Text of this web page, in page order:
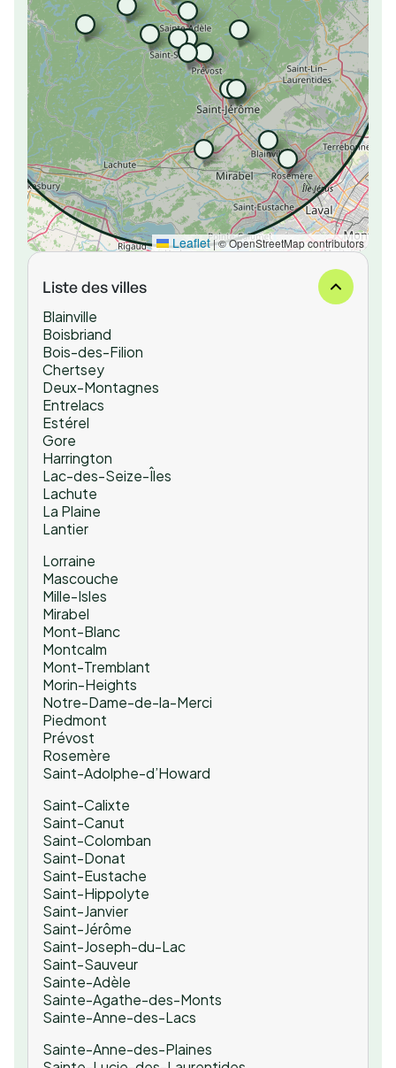
Leaflet|© OpenStreetMap contributors
Liste des villes
Blainville
Boisbriand
Bois-des-Filion
Chertsey
Deux-Montagnes
Entrelacs
Estérel
Gore
Harrington
Lac-des-Seize-Îles
Lachute
La Plaine
Lantier
Lorraine
Mascouche
Mille-Isles
Mirabel
Mont-Blanc
Montcalm
Mont-Tremblant
Morin-Heights
Notre-Dame-de-la-Merci
Piedmont
Prévost
Rosemère
Saint-Adolphe-d’Howard
Saint-Calixte
Saint-Canut
Saint-Colomban
Saint-Donat
Saint-Eustache
Saint-Hippolyte
Saint-Janvier
Saint-Jérôme
Saint-Joseph-du-Lac
Saint-Sauveur
Sainte-Adèle
Sainte-Agathe-des-Monts
Sainte-Anne-des-Lacs
Sainte-Anne-des-Plaines